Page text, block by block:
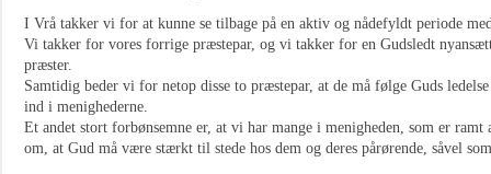
I Vrå takker vi for at kunne se tilbage på en aktiv og nådefyldt periode
Vi takker for vores forrige præstepar, og vi takker for en Gudsledt
præster.
Samtidig beder vi for netop disse to præstepar, at de må følge Guds
ind i menighederne.
Et andet stort forbønsemne er, at vi har mange i menigheden, som er
om, at Gud må være stærkt til stede hos dem og deres pårørende, såvel